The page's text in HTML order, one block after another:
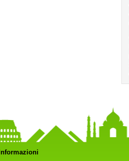
Informazioni